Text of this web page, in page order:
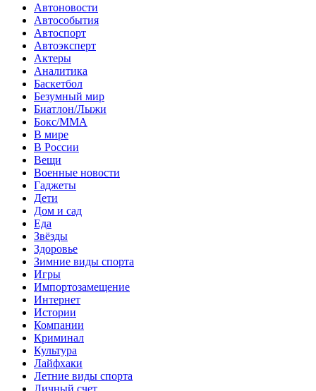
Автоновости
Автособытия
Автоспорт
Автоэксперт
Актеры
Аналитика
Баскетбол
Безумный мир
Биатлон/Лыжи
Бокс/MMA
В мире
В России
Вещи
Военные новости
Гаджеты
Дети
Дом и сад
Еда
Звёзды
Здоровье
Зимние виды спорта
Игры
Импортозамещение
Интернет
Истории
Компании
Криминал
Культура
Лайфхаки
Летние виды спорта
Личный счет